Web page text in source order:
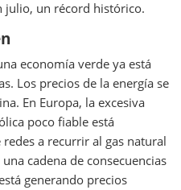
julio, un récord histórico.
economía verde ya está
Los precios de la energía se
En Europa, la excesiva
poco fiable está
a recurrir al gas natural
cadena de consecuencias
generando precios